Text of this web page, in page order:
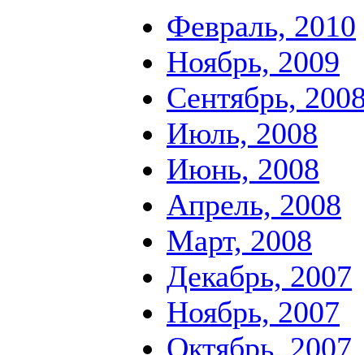
Февраль, 2010
Ноябрь, 2009
Сентябрь,
Июль, 2008
Июнь, 2008
Апрель, 2008
Март, 2008
Декабрь, 2007
Ноябрь, 2007
Октябрь, 2007